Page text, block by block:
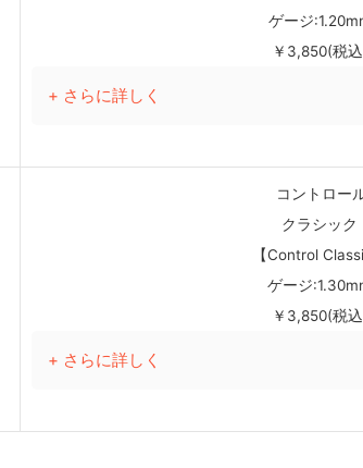
ゲージ
￥3,850(税
+ さらに詳しく
コントロー
クラシック
【Control
ゲージ
￥3,850(税
+ さらに詳しく